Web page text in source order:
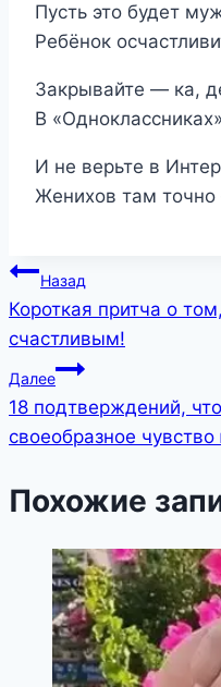
Пусть это будет
Ребёнок
Закрывайте — ка,
В
И не верьте в
Женихов там
Навигация
по
записям
Назад
Короткая притча о
счастливым!
Далее
18 подтверждений,
своеобразное
Похожие